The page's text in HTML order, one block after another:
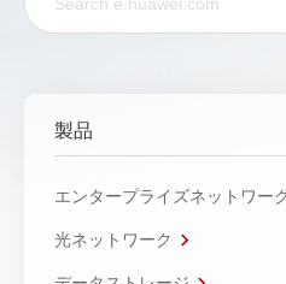
製品
エンタープライズネットワー
光ネットワーク